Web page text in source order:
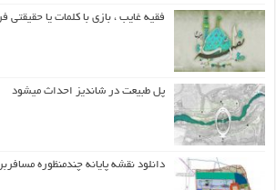
فقیه غایب ، بازی با کلمات یا
پل طبیعت در شاندیز احداث میشود
دانلود نقشه پایانه چندمنظوره